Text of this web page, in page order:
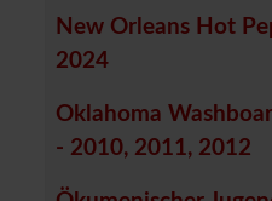
New Orleans Hot
2024
Oklahoma
- 2010, 2011, 2012